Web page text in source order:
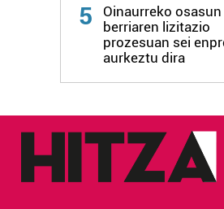
5
Oinaurreko
berriaren lizitazio
prozesuan sei
aurkeztu dira